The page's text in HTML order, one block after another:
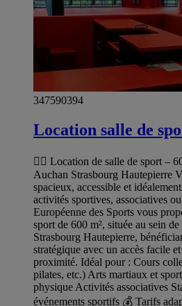
347590394
Location salle de
🏋️‍♀️ Location de salle de sport –
Auchan Strasbourg Hautepierre
spacieux, accessible et
activités sportives, associatives
Européenne des Sports vous
sport de 600 m², située au sein
Strasbourg Hautepierre,
stratégique avec un accès facile
proximité. Idéal pour : Cours
pilates, etc.) Arts martiaux et
physique Activités associatives
événements sportifs 💰 Tarifs